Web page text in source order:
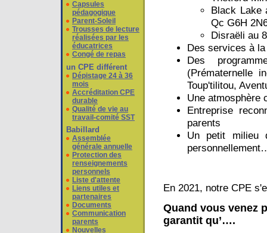
Capsules
pédagogique
Parent-Soleil
Trousses de lecture
réalisées par les
éducatrices
Congé de repas
un CPE différent
Dépistage 24 à 36
mois
Accréditation CPE
durable
Qualité de vie au
travail-comité SST
Babillard
Assemblée
générale annuelle
Protection des
renseignements
personnels
Liste d'attente
Liens utiles et
partenaires
Documents
Communication
parents
Nouvelles
Black Lake
Qc G6H
Disraëli au
Des services à
Des
(Prématernelle
Toup'tilitou,
Une atmosphère
Entreprise
parents
Un petit milieu
En 2021, notre CPE
Quand vous venez
garantit qu’….